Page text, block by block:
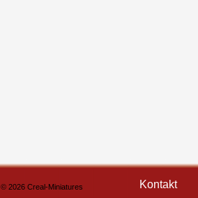
© 2026 Creal-Miniatures Kontakt